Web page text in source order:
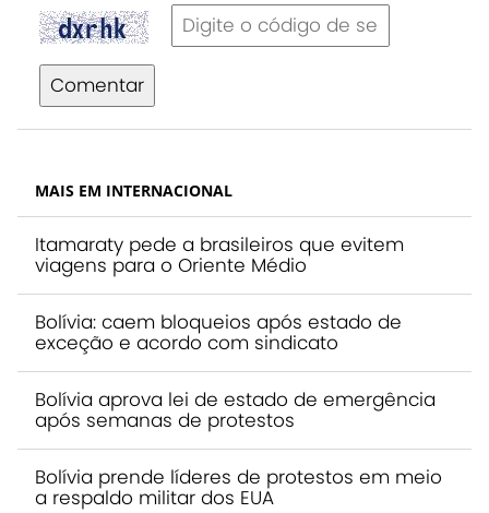
Comentar
MAIS EM INTERNACIONAL
Itamaraty pede a brasileiros que evitem
viagens para o Oriente Médio
Bolívia: caem bloqueios após estado de
exceção e acordo com sindicato
Bolívia aprova lei de estado de emergência
após semanas de protestos
Bolívia prende líderes de protestos em meio
a respaldo militar dos EUA